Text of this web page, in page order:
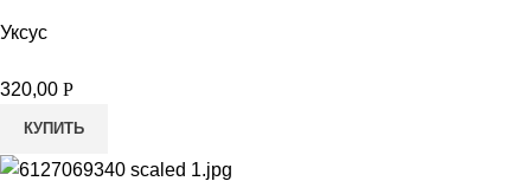
Уксус
320,00 Р
КУПИТЬ